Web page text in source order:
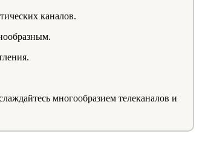
каналов.
многообразием телеканалов и